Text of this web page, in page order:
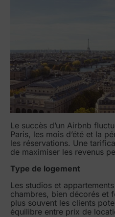
Le succès d’un Airbnb
Paris, les mois d’été et la
les réservations. Une
de maximiser les revenus
Type de logement
Les studios et
chambres, bien décorés et
plus souvent les clients
équilibre entre prix de